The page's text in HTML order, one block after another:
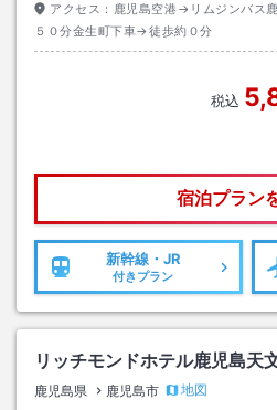
アクセス： 鹿児島空港→リムジンバス
５０分金生町下車→徒歩約０分
税込
宿泊プラン
新幹線・JR
付きプラン
リッチモンドホテル鹿児島天
鹿児島県 鹿児島市
地図